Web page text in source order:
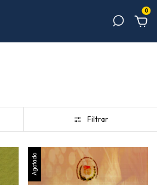
0
Filtrar
Agotado